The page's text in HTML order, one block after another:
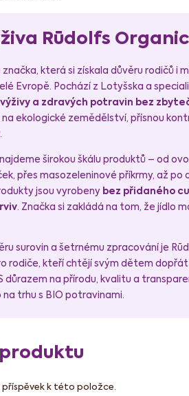
Rūdolfs Organic
značka, která si získala důvěru rodičů i
Evropě. Pochází z Lotyšska a
a zdravých potravin bez
ekologické zemědělství, přísnou
širokou škálu produktů – od
přes masozeleninové příkrmy, až po
jsou vyrobeny bez přidaného
. Značka si zakládá na tom, že jídlo
surovin a šetrnému zpracování je
rodiče, kteří chtějí svým dětem
důrazem na přírodu, kvalitu a
trhu s BIO potravinami.
k této položce.